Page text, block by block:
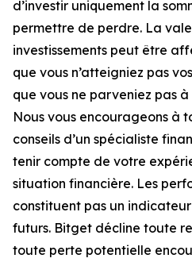
d’investir uniquement la
permettre de perdre. La
investissements peut être
que vous n’atteigniez pas
que vous ne parveniez pas
Nous vous encourageons à
conseils d’un spécialiste
tenir compte de votre
situation financière. Les
constituent pas un
futurs. Bitget décline toute
toute perte potentielle